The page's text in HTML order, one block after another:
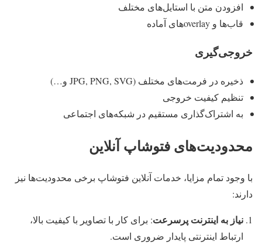
افزودن متن با استایل‌های مختلف
قاب‌ها و overlayهای آماده
خروجی‌گیری
ذخیره در فرمت‌های مختلف (JPG, PNG, SVG و…)
تنظیم کیفیت خروجی
به اشتراک‌گذاری مستقیم در شبکه‌های اجتماعی
محدودیت‌های فتوشاپ آنلاین
با وجود تمام مزایا، خدمات آنلاین فتوشاپ برخی محدودیت‌ها نیز
دارند:
نیاز به اینترنت پرسرعت: برای کار با تصاویر با کیفیت بالا،
ارتباط اینترنتی پایدار ضروری است.